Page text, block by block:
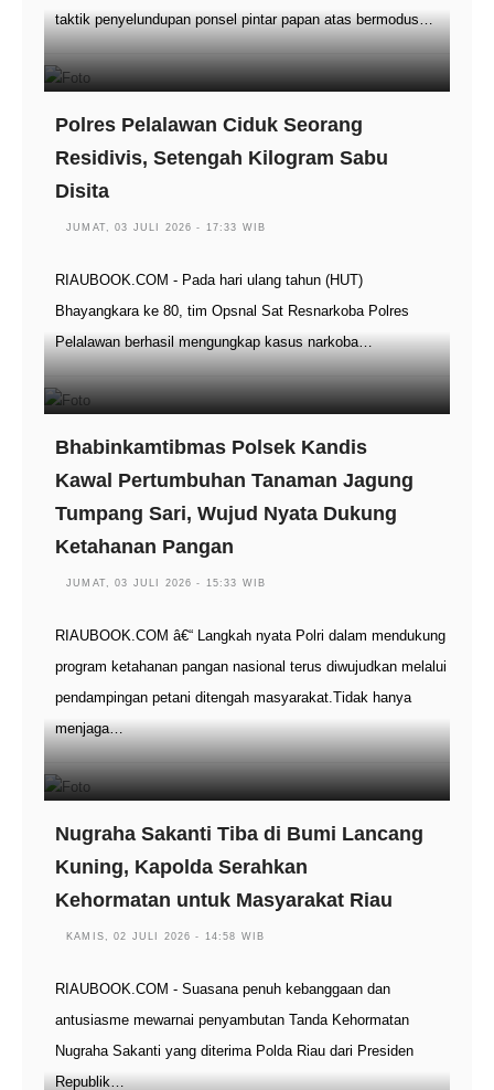
taktik penyelundupan ponsel pintar papan atas bermodus…
Polres Pelalawan Ciduk Seorang
Residivis, Setengah Kilogram Sabu
Disita
JUMAT, 03 JULI 2026 - 17:33 WIB
RIAUBOOK.COM - Pada hari ulang tahun (HUT)
Bhayangkara ke 80, tim Opsnal Sat Resnarkoba Polres
Pelalawan berhasil mengungkap kasus narkoba…
Bhabinkamtibmas Polsek Kandis
Kawal Pertumbuhan Tanaman Jagung
Tumpang Sari, Wujud Nyata Dukung
Ketahanan Pangan
JUMAT, 03 JULI 2026 - 15:33 WIB
RIAUBOOK.COM â€“ Langkah nyata Polri dalam mendukung
program ketahanan pangan nasional terus diwujudkan melalui
pendampingan petani ditengah masyarakat.Tidak hanya
menjaga…
Nugraha Sakanti Tiba di Bumi Lancang
Kuning, Kapolda Serahkan
Kehormatan untuk Masyarakat Riau
KAMIS, 02 JULI 2026 - 14:58 WIB
RIAUBOOK.COM - Suasana penuh kebanggaan dan
antusiasme mewarnai penyambutan Tanda Kehormatan
Nugraha Sakanti yang diterima Polda Riau dari Presiden
Republik…